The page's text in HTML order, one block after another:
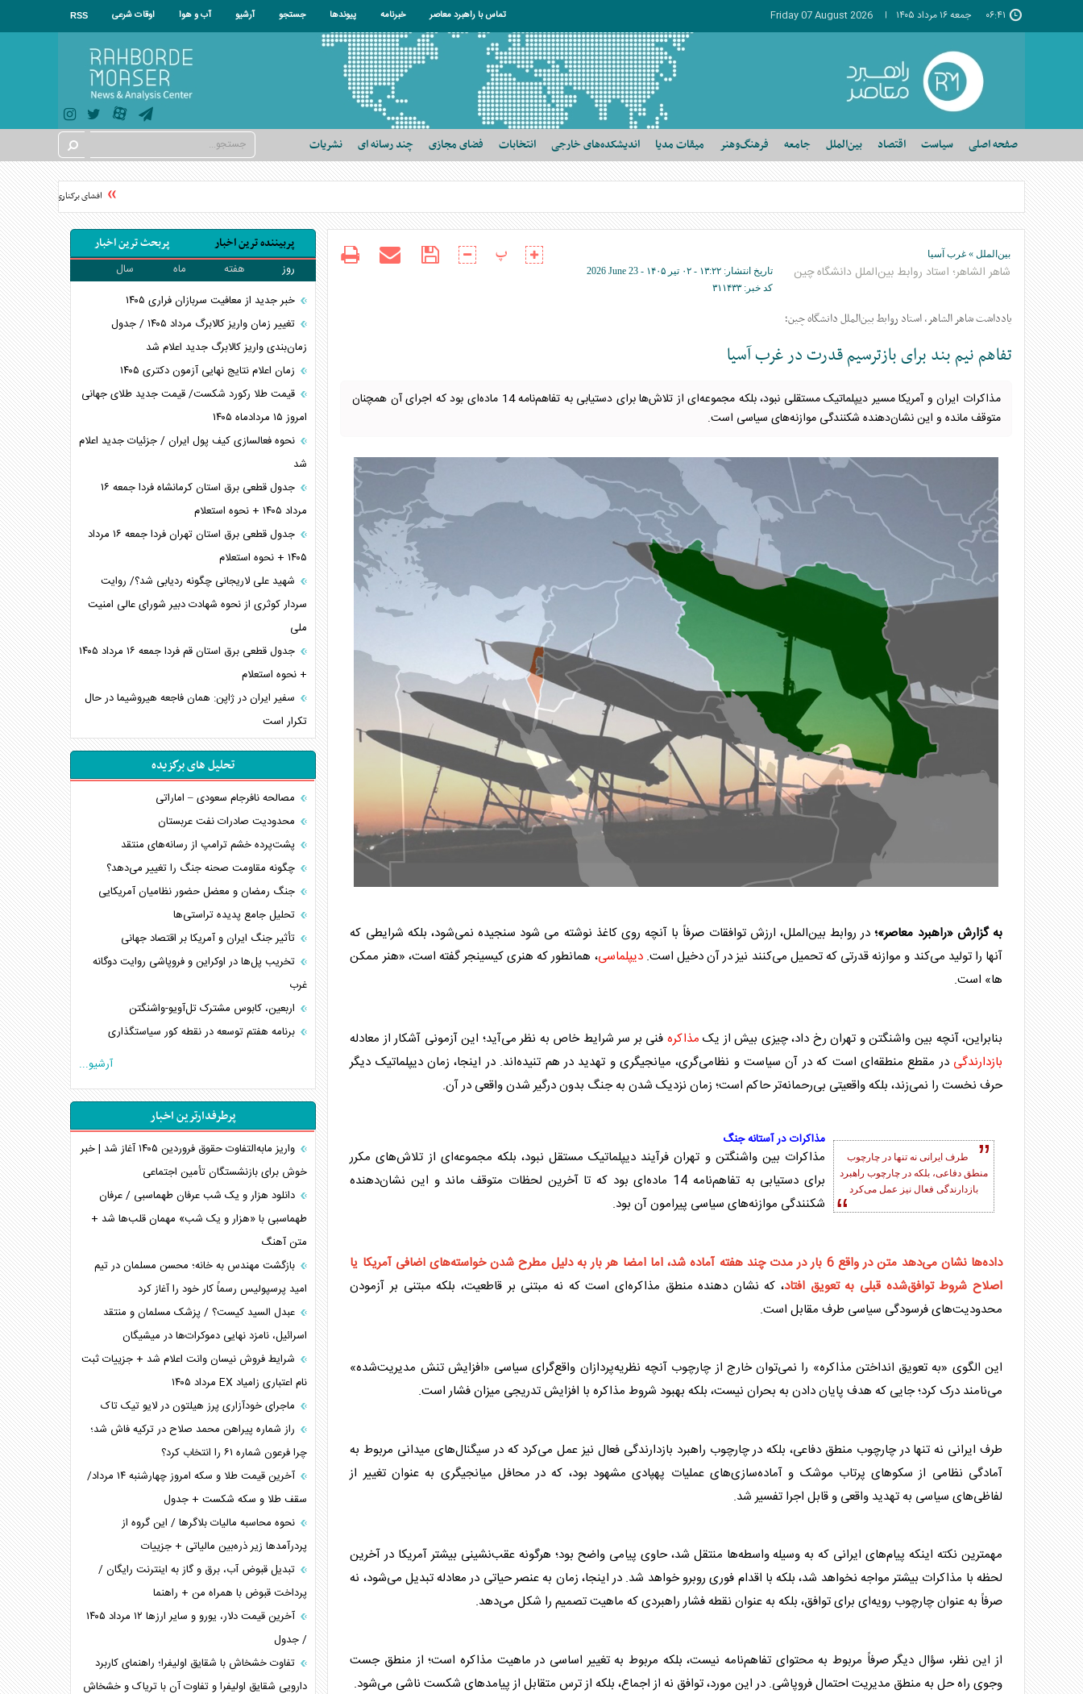
۰۶:۴۱ جمعه ۱۶ مرداد ۱۴۰۵ Friday 07 August 2026 تماس با راهبرد معاصر خبرنامه پیوندها جستجو آرشیو آب و هوا اوقات شرعی RSS
صفحه اصلی سیاست اقتصاد بین‌الملل جامعه فرهنگ‌وهنر میقات مدیا اندیشکده‌های خارجی انتخابات فضای مجازی چند رسانه ای نشریات
افشای برکناری در موساد پس از
بین‌الملل » غرب آسیا
شاهر الشاهر؛ استاد روابط بین‌الملل دانشگاه چین تاریخ انتشار: ۱۳:۲۲ - ۰۲ تير ۱۴۰۵ -
2026 June 23
کد خبر: ۳۱۱۴۳۳
پ
یادداشت شاهر الشاهر، استاد روابط بین‌الملل دانشگاه چین؛
تفاهم نیم بند برای بازترسیم قدرت در غرب آسیا
مذاکرات ایران و آمریکا مسیر دیپلماتیک مستقلی نبود، بلکه مجموعه‌ای از تلاش‌ها برای دستیابی به تفاهم‌نامه 14 ماده‌ای بود که اجرای آن همچنان
متوقف مانده و این نشان‌دهنده شکنندگی موازنه‌های سیاسی است.
به گزارش «راهبرد معاصر»؛در روابط بین‌الملل، ارزش توافقات صرفاً با آنچه روی کاغذ نوشته می شود سنجیده نمی‌شود، بلکه شرایطی که
آنها را تولید می‌کند و موازنه قدرتی که تحمیل می‌کنند نیز در آن دخیل است.دیپلماسی، همانطور که هنری کیسینجر گفته است، «هنر ممکن
ها» است.
بنابراین، آنچه بین واشنگتن و تهران رخ داد، چیزی بیش از یک مذاکره فنی بر سر شرایط خاص به نظر می‌آید؛ این آزمونی آشکار از معادله
بازدارندگی در مقطع منطقه‌ای است که در آن سیاست و نظامی‌گری، میانجیگری و تهدید در هم تنیده‌اند. در اینجا، زمان دیپلماتیک دیگر
حرف نخست را نمی‌زند، بلکه واقعیتی بی‌رحمانه‌تر حاکم است؛ زمان نزدیک شدن به جنگ بدون درگیر شدن واقعی در آن.
طرف ایرانی نه تنها در چارچوب
منطق دفاعی، بلکه در چارچوب راهبرد
بازدارندگی فعال نیز عمل می‌کرد
مذاکرات در آستانه جنگ
مذاکرات بین واشنگتن و تهران فرآیند دیپلماتیک مستقل نبود، بلکه مجموعه‌ای از تلاش‌های مکرر
برای دستیابی به تفاهم‌نامه 14 ماده‌ای بود که تا آخرین لحظات متوقف ماند و این نشان‌دهنده
شکنندگی موازنه‌های سیاسی پیرامون آن بود.
داده‌ها نشان می‌دهد متن در واقع 6 بار در مدت چند هفته آماده شد، اما امضا هر بار به دلیل مطرح شدن خواسته‌های اضافی آمریکا یا
اصلاح شروط توافق‌شده قبلی به تعویق افتاد، که نشان دهنده منطق مذاکره‌ای است که نه مبتنی بر قاطعیت، بلکه مبتنی بر آزمودن
محدودیت‌های فرسودگی سیاسی طرف مقابل است.
این الگوی «به تعویق انداختن مذاکره» را نمی‌توان خارج از چارچوب آنچه نظریه‌پردازان واقع‌گرای سیاسی «افزایش تنش مدیریت‌شده»
می‌نامند درک کرد؛ جایی که هدف پایان دادن به بحران نیست، بلکه بهبود شروط مذاکره با افزایش تدریجی میزان فشار است.
طرف ایرانی نه تنها در چارچوب منطق دفاعی، بلکه در چارچوب راهبرد بازدارندگی فعال نیز عمل می‌کرد که در سیگنال‌های میدانی مربوط به
آمادگی نظامی از سکوهای پرتاب موشک و آماده‌سازی‌های عملیات پهپادی مشهود بود، که در محافل میانجیگری به عنوان تغییر از
لفاظی‌های سیاسی به تهدید واقعی و قابل اجرا تفسیر شد.
مهمترین نکته اینکه پیام‌های ایرانی که به وسیله واسطه‌ها منتقل شد، حاوی پیامی واضح بود؛ هرگونه عقب‌نشینی بیشتر آمریکا در آخرین
لحظه با مذاکرات بیشتر مواجه نخواهد شد، بلکه با اقدام فوری روبرو خواهد شد. در اینجا، زمان به عنصر حیاتی در معادله تبدیل می‌شود، نه
صرفاً به عنوان چارچوب رویه‌ای برای توافق، بلکه به عنوان نقطه فشار راهبردی که ماهیت تصمیم را شکل می‌دهد.
از این نظر، سؤال دیگر صرفاً مربوط به محتوای تفاهم‌نامه نیست، بلکه مربوط به تغییر اساسی در ماهیت مذاکرهاست؛ از منطق جست
وجوی راه حل به منطق مدیریت احتمال فروپاشی. در این مورد، توافق نه از اجماع، بلکه از ترس متقابل از پیامدهای شکست ناشی می‌شود.
پربیننده ترین اخبار پربحث ترین اخبار
روز هفته ماه
سال
خبر جدید از معافیت سربازان فراری ۱۴۰۵
تغییر زمان واریز کالابرگ مرداد ۱۴۰۵ / جدول
زمان‌بندی واریز کالابرگ جدید اعلام شد
زمان اعلام نتایج نهایی آزمون دکتری ۱۴۰۵
قیمت طلا رکورد شکست/ قیمت جدید طلای جهانی
امروز ۱۵ مردادماه ۱۴۰۵
نحوه فعالسازی کیف پول ایران / جزئیات جدید اعلام
شد
جدول قطعی برق استان کرمانشاه فردا جمعه ۱۶
مرداد ۱۴۰۵ + نحوه استعلام
جدول قطعی برق استان تهران فردا جمعه ۱۶ مرداد
۱۴۰۵ + نحوه استعلام
شهید علی لاریجانی چگونه ردیابی شد؟/ روایت
سردار کوثری از نحوه شهادت دبیر شورای عالی امنیت
ملی
جدول قطعی برق استان قم فردا جمعه ۱۶ مرداد ۱۴۰۵
+ نحوه استعلام
سفیر ایران در ژاپن: همان فاجعه هیروشیما در حال
تکرار است
تحلیل های برگزیده
مصالحه نافرجام سعودی – اماراتی
محدودیت صادرات نفت عربستان
پشت‌پرده خشم ترامپ از رسانه‌های منتقد
چگونه مقاومت صحنه جنگ را تغییر می‌دهد؟
جنگ رمضان و معضل حضور نظامیان آمریکایی
تحلیل جامع پدیده تراستی‌ها
تأثیر جنگ ایران و آمریکا بر اقتصاد جهانی
تخریب پل‌ها در اوکراین و فروپاشی روایت دوگانه
غرب
اربعین، کابوس مشترک تل‌آویو-واشنگتن
برنامه هفتم توسعه در نقطه کور سیاستگذاری
کنوانسیون دریای خزر در راستای منافع ملی است؟
اهمیت راهبردی اردن برای آمریکا
پیام، ظرفیت بالفعل‌نشده تجارت ایران
همسویی عربستان با سنتکام علیه متحدان ایران
ترامپ و توهم خلع سلاح حماس
چرا کویت به دنبال شریک امنیتی جدید است؟
اعتراف غرب به قدرت ایران در تثبیت معادلات
خطای راهبردی ترامپ مقابل برزیل
متن و حاشیه سفر نتانیاهو به آمریکا
آرشیو...
پرطرفدارترین اخبار
واریز مابه‌التفاوت حقوق فروردین ۱۴۰۵ آغاز شد | خبر
خوش برای بازنشستگان تأمین اجتماعی
دانلود هزار و یک شب عرفان طهماسبی / عرفان
طهماسبی با «هزار و یک شب» مهمان قلب‌ها شد +
متن آهنگ
بازگشت مهندس به خانه؛ محسن مسلمان در تیم
امید پرسپولیس رسماً کار خود را آغاز کرد
عبدل السید کیست؟ / پزشک مسلمان و منتقد
اسرائیل، نامزد نهایی دموکرات‌ها در میشیگان
شرایط فروش نیسان وانت اعلام شد + جزییات ثبت
نام اعتباری زامیاد EX مرداد ۱۴۰۵
ماجرای خودآزاری پرز هیلتون در لایو تیک تاک
راز شماره پیراهن محمد صلاح در ترکیه فاش شد؛
چرا فرعون شماره ۶۱ را انتخاب کرد؟
آخرین قیمت طلا و سکه امروز چهارشنبه ۱۴ مرداد/
سقف طلا و سکه شکست + جدول
نحوه محاسبه مالیات بلاگر‌ها / این گروه از
پردرآمد‌ها زیر ذره‌بین مالیاتی + جزییات
تبدیل قبوض آب، برق و گاز به اینترنت رایگان /
پرداخت قبوض با همراه من + راهنما
آخرین قیمت دلار، یورو و سایر ارز‌ها ۱۲ مرداد ۱۴۰۵
/ جدول
تفاوت خشخاش با شقایق اولیفرا؛ راهنمای کاربرد
دارویی شقایق اولیفرا و تفاوت آن با تریاک و خشخاش